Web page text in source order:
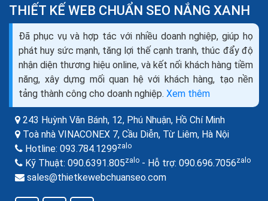
THIẾT KẾ WEB CHUẨN SEO NẮNG XANH
Đã phục vụ và hợp tác với nhiều doanh nghiệp, giúp họ
phát huy sức mạnh, tăng lợi thế cạnh tranh, thúc đẩy độ
nhận diện thương hiệu online, và kết nối khách hàng tiềm
năng, xây dựng mối quan hệ với khách hàng, tạo nền
tảng thành công cho doanh nghiệp. Xem thêm
243 Huỳnh Văn Bánh, 12, Phú Nhuận, Hồ Chí Minh
Toà nhà VINACONEX 7, Cầu Diễn, Từ Liêm, Hà Nội
Hotline: 093.784.1299zalo
Kỹ Thuật: 090.6391.805zalo - Hỗ trợ: 090.696.7056zalo
sales@thietkewebchuanseo.com